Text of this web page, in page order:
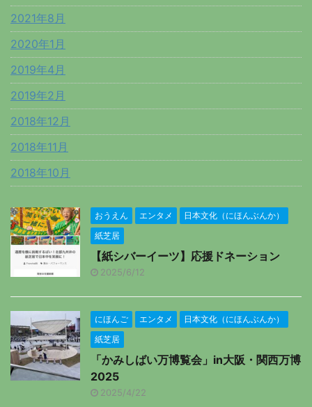
2021年8月
2020年1月
2019年4月
2019年2月
2018年12月
2018年11月
2018年10月
おうえん エンタメ
日本文化（にほんぶんか）
紙芝居
【紙シバーイーツ】応援ドネーション
2025/6/12
にほんご エンタメ
日本文化（にほんぶんか）
紙芝居
「かみしばい万博覧会」in大阪・関西万博
2025
2025/4/22